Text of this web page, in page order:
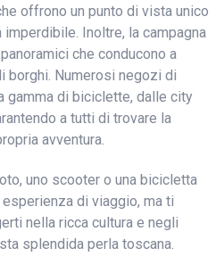
offrono un punto di vista unico
Inoltre, la campagna
che conducono a
borghi. Numerosi negozi di
gamma di biciclette, dalle city
a tutti di trovare la
avventura.
uno scooter o una bicicletta
di viaggio, ma ti
nella ricca cultura e negli
splendida perla toscana.